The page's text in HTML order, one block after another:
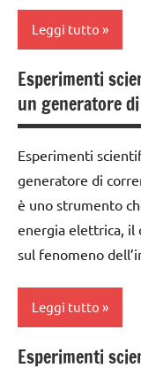
PER ETA'
TUTTI GLI
scienze:
piante
TUTTI GLI
ARGOMENTI
TUTTI GLI
ARTICOLI
ortografici
degli
alberi
FESTE
DELL'ANNO
LINGUAGGIO
scienze:
TUTTI GLI
ARGOMENTI
PER ETA'
classe
4a
classe
5a
dettati /
mesi
dell'anno
dettati
ortografici
LINGUAGGIO
STAGIONI
TUTTI GLI
Leggi tutto
classe
1a
2a
3a
classe
classe
dettati /
Esperimenti
un generatore
Esperimenti
generatore di
è uno strumento
energia elettrica, il
sul fenomeno
Leggi tutto
classe
Esperimenti